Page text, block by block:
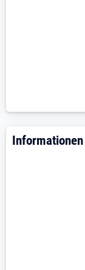
Sie sind
Leidenschaft